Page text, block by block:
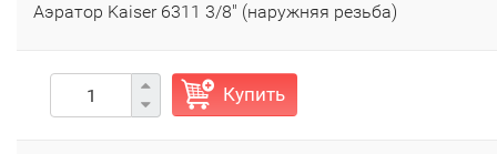
Аэратор Kaiser 6311 3/8" (наружняя резьба)
Купить